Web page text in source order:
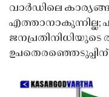
വാർഡിലെ
എത്താനാകുന്നില്ല;
ജനപ്രതിനിധിയുടെ